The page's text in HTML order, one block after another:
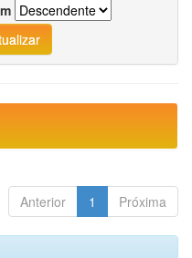
Anterior 1 Próxima